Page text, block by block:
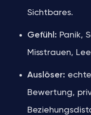
Sichtbares.
Gefühl: Panik,
Misstrauen,
Auslöser:
Bewertung,